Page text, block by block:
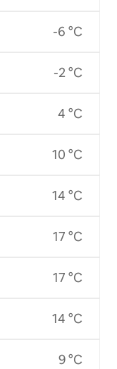
-6 °C
-2 °C
4 °C
10 °C
14 °C
17 °C
17 °C
14 °C
9 °C